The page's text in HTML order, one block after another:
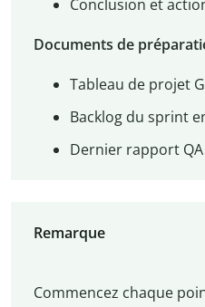
Conclusion et
Documents de
Tableau de projet
Backlog du sprint
Dernier rapport QA
Remarque
Commencez chaque